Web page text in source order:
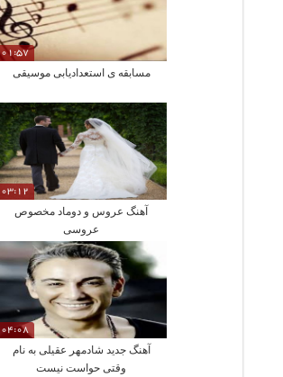
01:57
مسابقه ی استعدادیابی موسیقی
03:12
آهنگ عروس و دوماد مخصوص
عروسی
04:08
آهنگ جدید شادمهر عقیلی به نام
وقتی حواست نیست